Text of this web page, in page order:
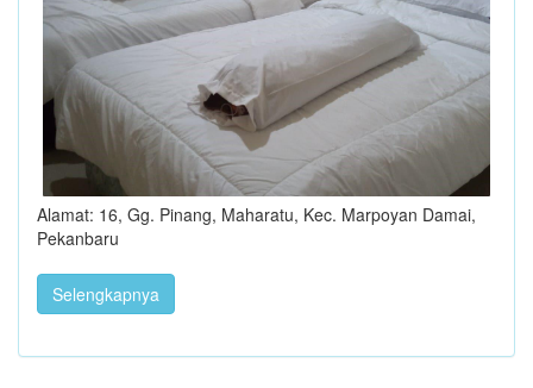
Alamat: 16, Gg. Pinang, Maharatu, Kec. Marpoyan Damai,
Pekanbaru
Selengkapnya